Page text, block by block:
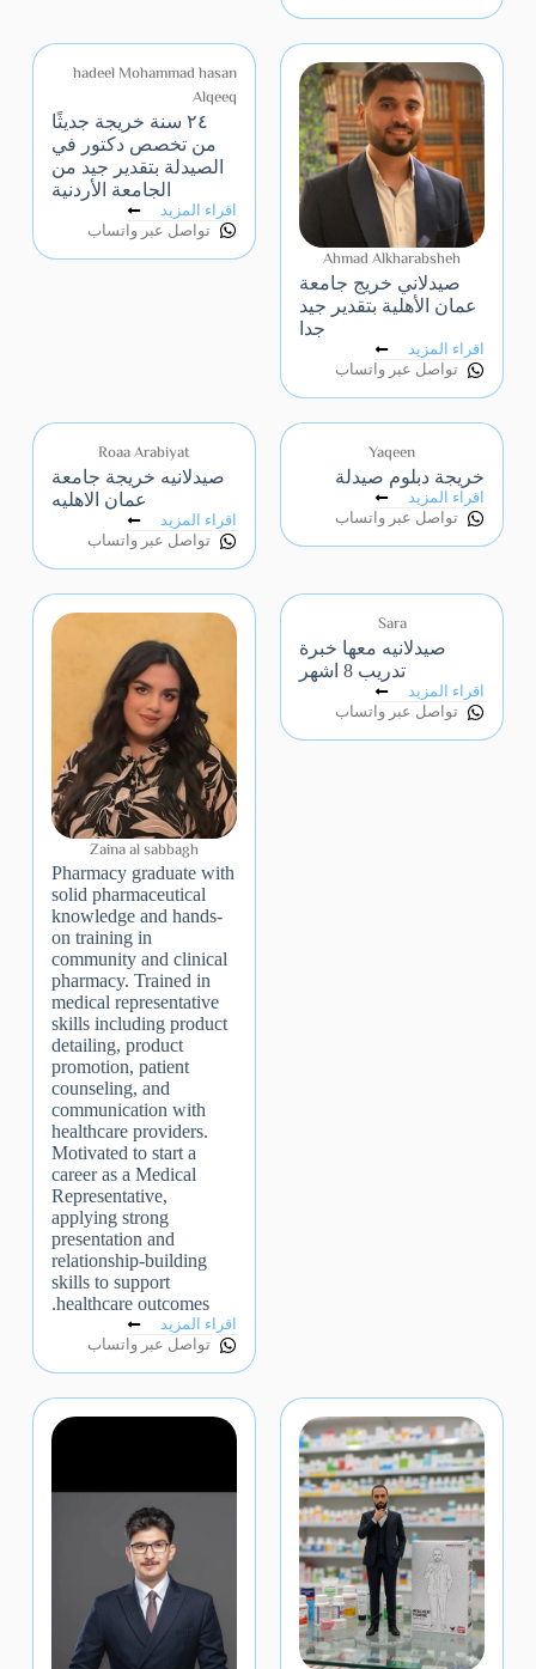
Ahmad Alkharabsheh
صيدلاني خريج جامعة
عمان الأهلية بتقدير جيد
جدا
اقراء المزيد
تواصل عبر واتساب
hadeel Mohammad hasan
Alqeeq
٢٤ سنة خريجة جديثًا
من تخصص دكتور في
الصيدلة بتقدير جيد من
الجامعة الأردنية
اقراء المزيد
تواصل عبر واتساب
Yaqeen
خريجة دبلوم صيدلة
اقراء المزيد
تواصل عبر واتساب
Roaa Arabiyat
صيدلانيه خريجة جامعة
عمان الاهليه
اقراء المزيد
تواصل عبر واتساب
Sara
صيدلانيه معها خبرة
تدريب 8 اشهر
اقراء المزيد
تواصل عبر واتساب
Zaina al sabbagh
Pharmacy graduate with
solid pharmaceutical
knowledge and hands-
on training in
community and clinical
pharmacy. Trained in
medical representative
skills including product
detailing, product
promotion, patient
counseling, and
communication with
healthcare providers.
Motivated to start a
career as a Medical
Representative,
applying strong
presentation and
relationship-building
skills to support
healthcare outcomes.
اقراء المزيد
تواصل عبر واتساب